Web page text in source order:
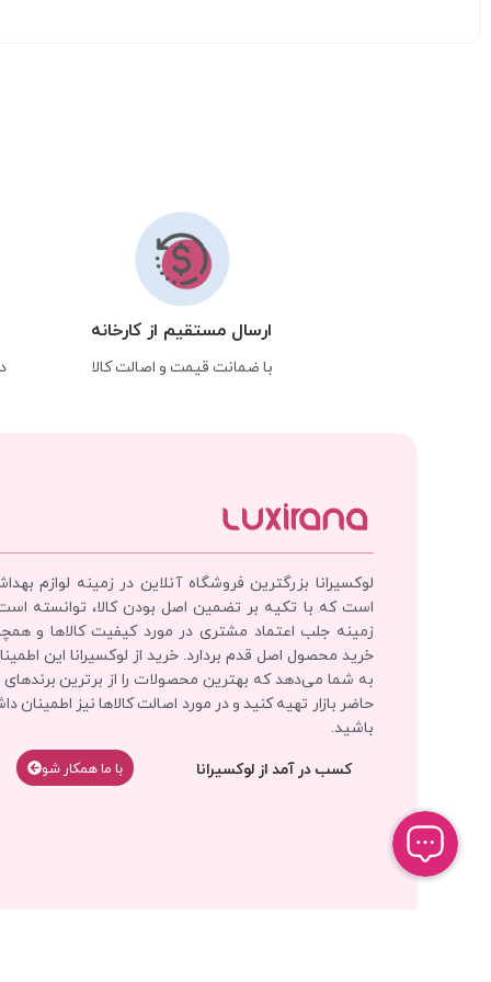
ارسال مستقیم از کارخانه
با ضمانت قیمت و اصالت کالا
لوکسیرانا بزرگترین فروشگاه آنلاین در زمینه لوازم
است که با تکیه بر تضمین اصل بودن کالا، توانسته
زمینه جلب اعتماد مشتری در مورد کیفیت کالاها و
خرید محصول اصل قدم بردارد. خرید از لوکسیرانا این
به شما می‌دهد که بهترین محصولات را از برترین برندهای
حاضر بازار تهیه کنید و در مورد اصالت کالاها نیز اطمینان
باشید.
کسب در آمد از لوکسیرانا با‌‌ ما همکار شو